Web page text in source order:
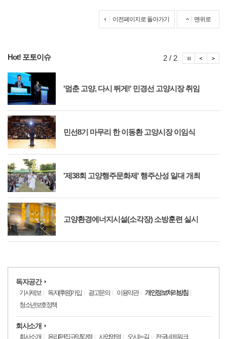
이전페이지로 돌아가기 맨위로
Hot! 포토이슈
'멈춘 고양, 다시 뛰게!' 민경선 고양시장 취임
민선8기 마무리 한 이동환 고양시장 이임식
'제38회 고양행주문화제' 행주산성 일대 개최
고양환경에너지시설(소각장) 소방훈련 실시
2 / 2 포
포토이
독자공간
기사제보 독자(후원)가입 광고문의 이용약관
개인정보처리방침
청소년보호정책
회사소개
회사소개 윤리(편집규약)강령 사업영역 오시는길 전국네트워크